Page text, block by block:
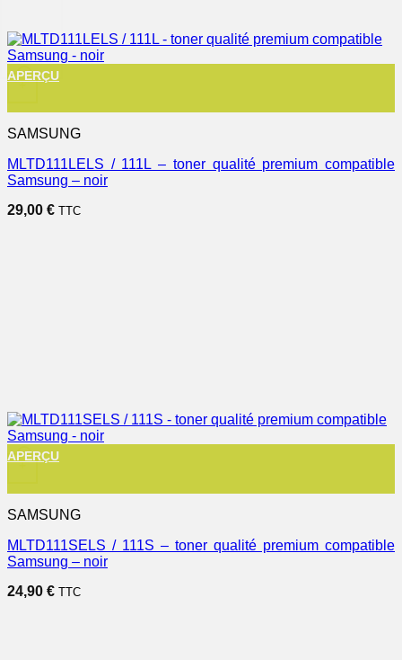
+
APERÇU
SAMSUNG
MLTD111LELS / 111L – toner qualité premium compatible
Samsung – noir
29,00 € TTC
+
APERÇU
SAMSUNG
MLTD111SELS / 111S – toner qualité premium compatible
Samsung – noir
24,90 € TTC